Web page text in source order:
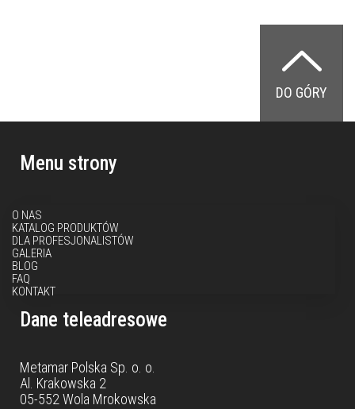
DO GÓRY
Menu strony
O NAS
KATALOG PRODUKTÓW
DLA PROFESJONALISTÓW
GALERIA
BLOG
FAQ
KONTAKT
Dane teleadresowe
Metamar Polska Sp. o. o.
Al. Krakowska 2
05-552 Wola Mrokowska